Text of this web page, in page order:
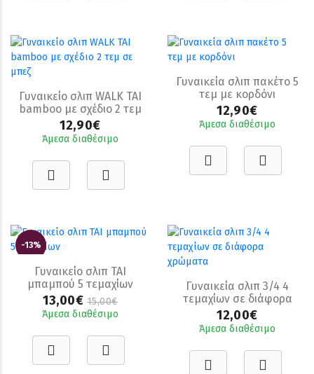
Γυναικείο σλιπ WALK TAI
bamboo με σχέδιο 2 τεμ
σε μπεζ
12,90€
Άμεσα διαθέσιμο
Γυναικεία σλιπ πακέτο 5
τεμ με κορδόνι
12,90€
Άμεσα διαθέσιμο
-13%
Γυναικείο σλιπ TAI
μπαμπού 5 τεμαχίων
13,00€ 15,00€
Άμεσα διαθέσιμο
Γυναικεία σλιπ 3/4 4
τεμαχίων σε διάφορα
χρώματα
12,00€
Άμεσα διαθέσιμο